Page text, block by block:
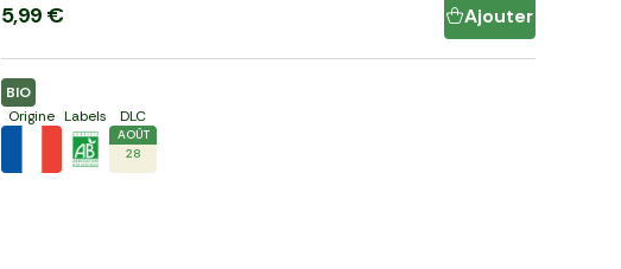
5,99 € Ajouter
BIO
Origine Labels DLC
AOÛT
28